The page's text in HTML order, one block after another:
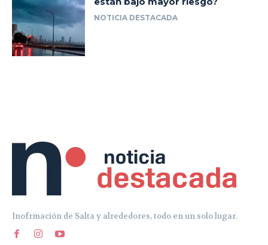
Inofrmación de Salta y alrededores, todo en un solo lugar.